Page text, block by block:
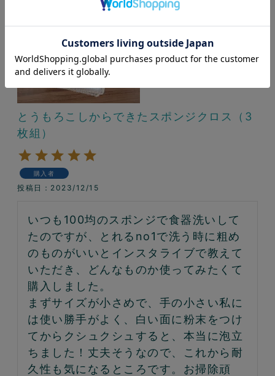
とうもろこしからできたスポンジクロス（3
枚組）
購入者
投稿日 2023/12/15
いつも100均のスポンジで食器洗いして
たのですが、とれるno1で洗う時に粗め
のものがいいとインスタライブで教えて
いただき、どんなものか使ってみたくて
購入しました。
まずサイズが小さめで、手の小さい私に
は使い勝手がよく、白い面に粉末をつけ
てからクシュクシュすると、本当に泡立
ちました！丈夫そうなので、これから耐
久性も気になるところです。お掃除頑